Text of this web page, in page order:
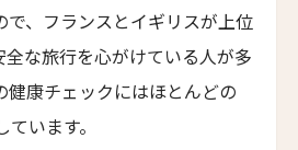
で、フランスとイギリスが上位
全な旅行を心がけている人が多
健康チェックにはほとんどの
います。
Last